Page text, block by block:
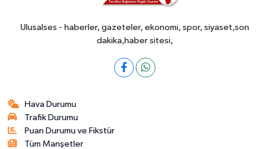
Ulusalses - haberler, gazeteler, ekonomi, spor, siyaset,son
dakika,haber sitesi,
Hava Durumu
Trafik Durumu
Puan Durumu ve Fikstür
Tüm Manşetler